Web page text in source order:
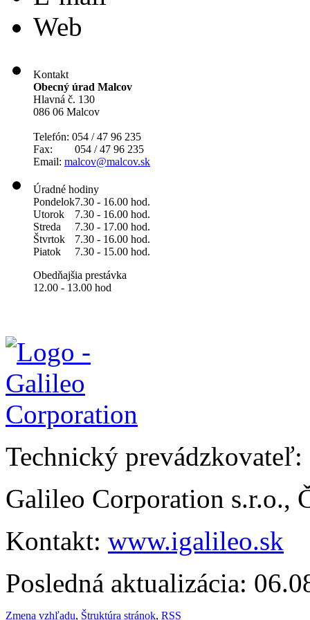
Web
Kontakt
Obecný úrad Malcov
Hlavná č. 130
086 06 Malcov
Telefón: 054 / 47 96 235
Fax: 054 / 47 96 235
Email: malcov@malcov.sk
Úradné hodiny
Pondelok7.30 - 16.00 hod.
Utorok
7.30 - 16.00 hod.
Streda
7.30 - 17.00 hod.
Štvrtok
7.30 - 16.00 hod.
Piatok
7.30 - 15.00 hod.
Obedňajšia prestávka
12.00 - 13.00 hod
Technický prevádzkovateľ:
Galileo Corporation s.r.o.,
Kontakt: www.igalileo.sk
Posledná aktualizácia:
Zmena vzhľadu, Štruktúra stránok, RSS